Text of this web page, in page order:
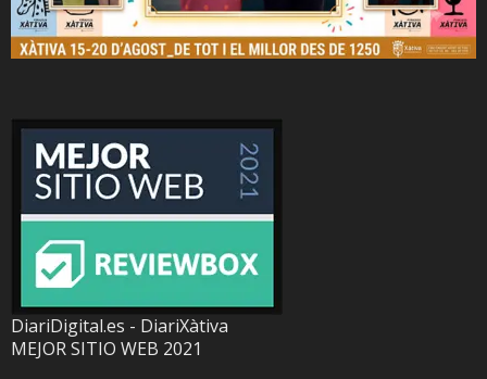
DiariDigital.es - DiariXàtiva
MEJOR SITIO WEB 2021